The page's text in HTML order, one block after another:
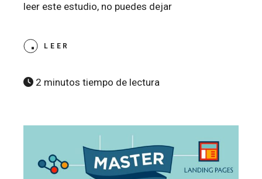
leer este estudio, no puedes dejar
LEER
2 minutos tiempo de lectura